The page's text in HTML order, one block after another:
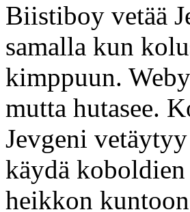
Biistiboy vetää
samalla kun
kimppuun.
mutta hutasee.
Jevgeni
käydä
heikkon